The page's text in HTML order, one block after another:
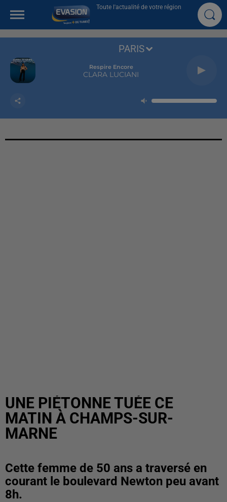
Toute l'actualité de votre région
Respire Encore
CLARA LUCIANI
PARIS
UNE PIÉTONNE TUÉE CE
MATIN À CHAMPS-SUR-
MARNE
Cette femme de 50 ans a traversé en
courant le boulevard Newton peu avant
8h.